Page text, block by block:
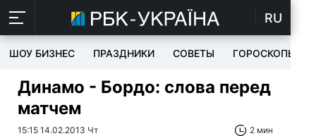
RU
ШОУ БИЗНЕС ПРАЗДНИКИ СОВЕТЫ ГОРОСКОПЫ
Динамо - Бордо: слова перед
матчем
15:15 14.02.2013 Чт 2 мин